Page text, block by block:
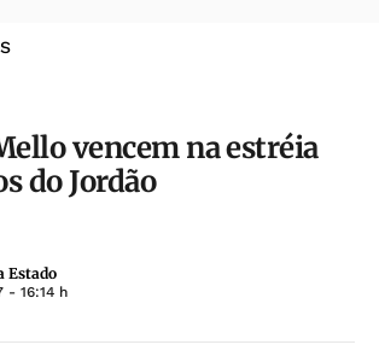
vencem na estréia
do Jordão
Estado
- 16:14 h